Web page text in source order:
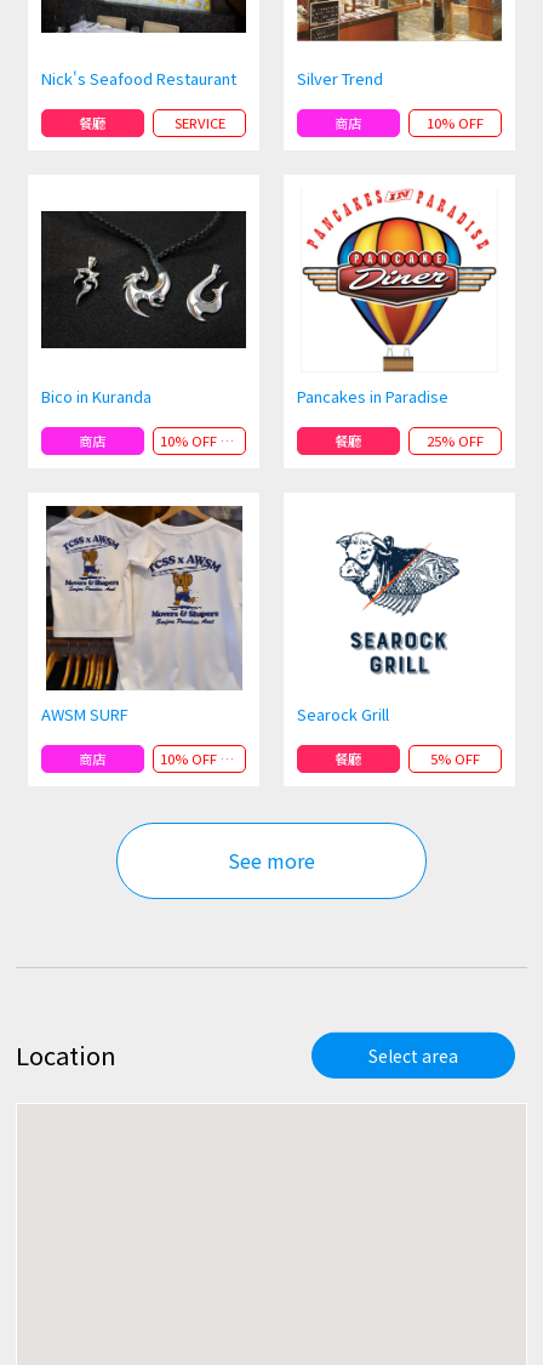
Nick's Seafood Restaurant
餐廳 SERVICE
Silver Trend
商店 10% OFF
Bico in Kuranda
商店 10% OFF andPRESENT
Pancakes in Paradise
餐廳 25% OFF
AWSM SURF
商店 10% OFF orPRESENT
Searock Grill
餐廳 5% OFF
See more
Location Select area